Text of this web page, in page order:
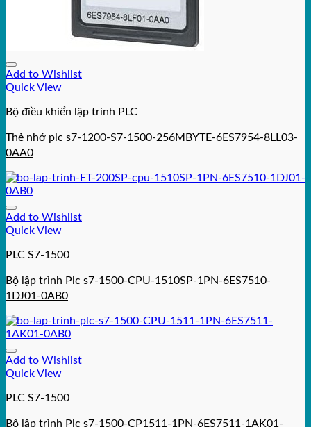
Add to Wishlist
Quick View
Bộ điều khiển lập trình PLC
Thẻ nhớ plc s7-1200-S7-1500-256MBYTE-6ES7954-8LL03-
0AA0
Add to Wishlist
Quick View
PLC S7-1500
Bộ lập trình Plc s7-1500-CPU-1510SP-1PN-6ES7510-
1DJ01-0AB0
Add to Wishlist
Quick View
PLC S7-1500
Bộ lập trình Plc s7-1500-CP1511-1PN-6ES7511-1AK01-